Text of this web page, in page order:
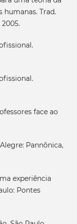
Trad.
face ao
Pannônica,
experiência
Pontes